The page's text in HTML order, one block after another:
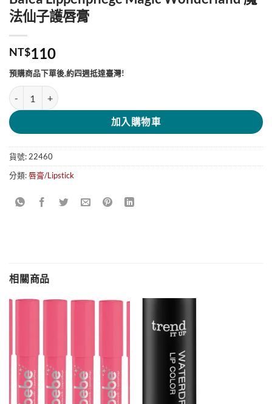
法仙子護唇膏
NT$110
預購商品下單後,約四週抵達臺灣!
Balea Lippenpflege Magic Wonderland 魔法仙子護唇膏 數量
加入購物車
貨號: 22460
分類:唇膏/Lipstick
相關商品